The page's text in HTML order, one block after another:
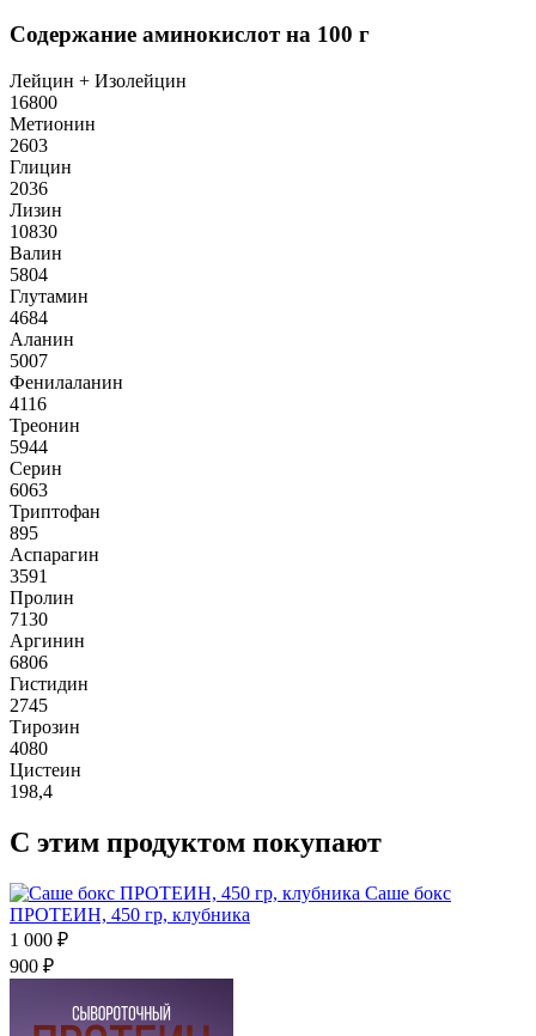
Содержание аминокислот на 100 г
Лейцин + Изолейцин
16800
Метионин
2603
Глицин
2036
Лизин
10830
Валин
5804
Глутамин
4684
Аланин
5007
Фенилаланин
4116
Треонин
5944
Серин
6063
Триптофан
895
Аспарагин
3591
Пролин
7130
Аргинин
6806
Гистидин
2745
Тирозин
4080
Цистеин
198,4
C этим продуктом покупают
Саше бокс
ПРОТЕИН, 450 гр, клубника
1 000 ₽
900 ₽